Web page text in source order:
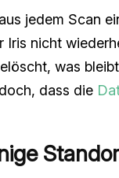
jedem Scan
Iris nicht
was
dass die